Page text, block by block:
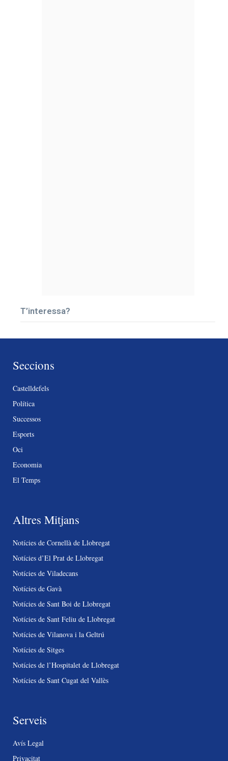
T’interessa?
Seccions
Castelldefels
Política
Successos
Esports
Oci
Economia
El Temps
Altres Mitjans
Notícies de Cornellà de Llobregat
Notícies d’El Prat de Llobregat
Notícies de Viladecans
Notícies de Gavà
Notícies de Sant Boi de Llobregat
Notícies de Sant Feliu de Llobregat
Notícies de Vilanova i la Geltrú
Notícies de Sitges
Notícies de l’Hospitalet de Llobregat
Notícies de Sant Cugat del Vallès
Serveis
Avís Legal
Privacitat